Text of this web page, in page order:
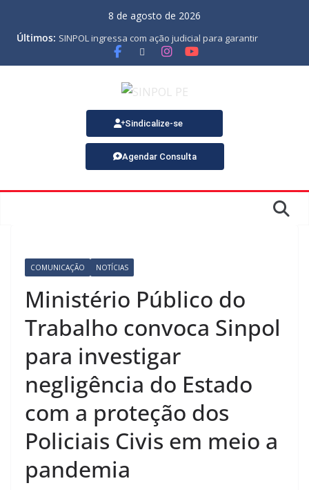
8 de agosto de 2026
Últimos: SINPOL ingressa com ação judicial para garantir
pagamento do PJES atrasado
ASSEMBLEIA GERAL ORDINÁRIA
MINUTA DA LEI ORGÂNICA
Nota de Pesar sobre o falecimento de Gonçalo, um dos
fundadores do SINPOL
SINPOL e CAMPOL promovem 2º Curso de Tiro Policial,
no dia 9 de outubro
Sindicalize-se
Agendar Consulta
COMUNICAÇÃO NOTÍCIAS
Ministério Público do
Trabalho convoca Sinpol
para investigar
negligência do Estado
com a proteção dos
Policiais Civis em meio a
pandemia